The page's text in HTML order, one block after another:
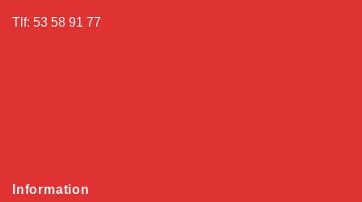
Tlf: 53 58 91 77
Information